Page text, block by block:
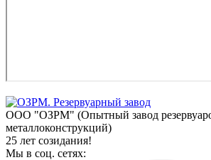
ООО "ОЗРМ" (Опытный завод
металлоконструкций)
25 лет созидания!
Мы в соц. сетях: